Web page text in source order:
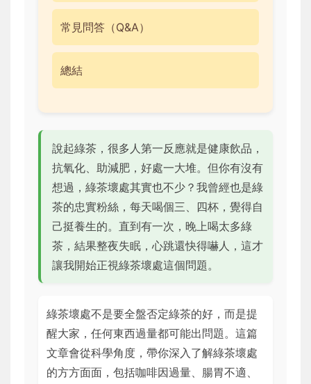
常見問答（Q&A）
總結
說起綠茶，很多人第一反應就是健康飲品，
抗氧化、助減肥，好處一大堆。但你有沒有
想過，綠茶壞處其實也不少？我曾經也是綠
茶的忠實粉絲，每天喝個三、四杯，覺得自
己挺養生的。直到有一次，晚上喝太多綠
茶，結果整夜失眠，心跳還快得嚇人，這才
讓我開始正視綠茶壞處這個問題。
綠茶壞處不是要全盤否定綠茶的好，而是提
醒大家，任何東西過量都可能出問題。這篇
文章會從科學角度，帶你深入了解綠茶壞處
的方方面面，包括咖啡因過量、腸胃不適、